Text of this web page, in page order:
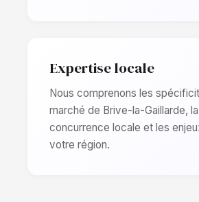
Expertise locale
Nous comprenons les
marché de Brive-la-Gaillarde, la
concurrence locale et les
votre région.